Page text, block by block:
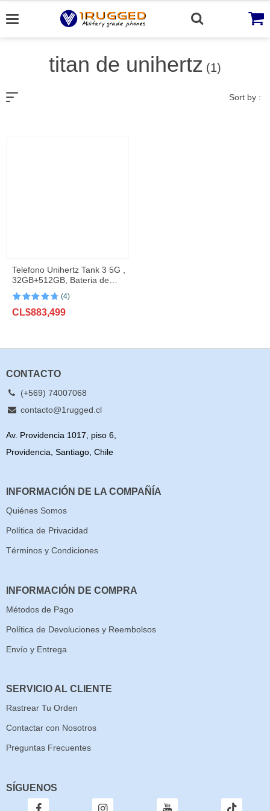
to
titan de unihertz (1)
Sort by :
Telefono Unihertz Tank 3 5G ,
32GB+512GB, Bateria de
23800mAh, 200MP
con4.75de
5 en base
(4)
CL$883,499
CONTACTO
(+569) 74007068
contacto@1rugged.cl
Av. Providencia 1017, piso 6,
Providencia, Santiago, Chile
INFORMACIÓN DE LA COMPAÑÍA
Quiénes Somos
Política de Privacidad
Términos y Condiciones
INFORMACIÓN DE COMPRA
Métodos de Pago
Política de Devoluciones y Reembolsos
Envío y Entrega
SERVICIO AL CLIENTE
Rastrear Tu Orden
Contactar con Nosotros
Preguntas Frecuentes
SÍGUENOS